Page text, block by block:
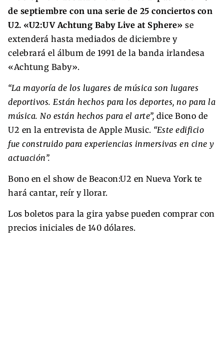
de septiembre con una serie de 25 conciertos con
U2. «U2:UV Achtung Baby Live at Sphere» se
extenderá hasta mediados de diciembre y
celebrará el álbum de 1991 de la banda irlandesa
«Achtung Baby».
“La mayoría de los lugares de música son lugares
deportivos. Están hechos para los deportes, no para la
música. No están hechos para el arte”, dice Bono de
U2 en la entrevista de Apple Music. “Este edificio
fue construido para experiencias inmersivas en cine y
actuación”.
Bono en el show de Beacon:U2 en Nueva York te
hará cantar, reír y llorar.
Los boletos para la gira yabse pueden comprar con
precios iniciales de 140 dólares.